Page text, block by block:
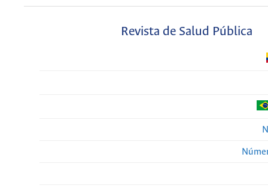
Revista de Salud Pública